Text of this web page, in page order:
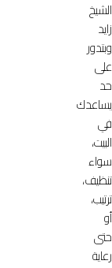
الشيخ
زايد
وبتدور
على
حد
يساعدك
في
البيت،
سواء
تنظيف،
ترتيب،
أو
حتى
رعاية